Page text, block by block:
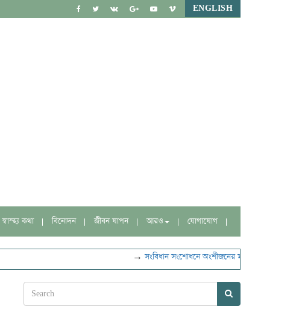
ENGLISH
স্বাস্হ্য কথা বিনোদন জীবন যাপন আরও যোগাযোগ
সংবিধান সংশোধনে অংশীজনের মতামত নেবে বিশেষ কমিটি